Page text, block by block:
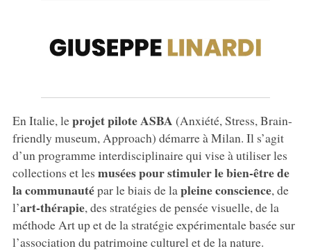
En Italie, leprojet pilote ASBA (Anxiété, Stress, Brain-
friendly museum, Approach) démarre à Milan. Il s’agit
d’un programme interdisciplinaire qui vise à utiliser les
collections et les musées pour stimuler le bien-être de
la communautépar le biais de la pleine conscience, de
l’art-thérapie, des stratégies de pensée visuelle, de la
méthode Art up et de la stratégie expérimentale basée sur
l’association du patrimoine culturel et de la nature.